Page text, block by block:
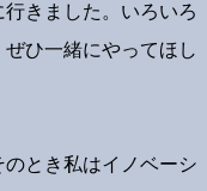
きました。いろいろ
ひ一緒にやってほし
とき私はイノベーシ